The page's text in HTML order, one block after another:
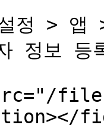
> 앱 >
정보 등